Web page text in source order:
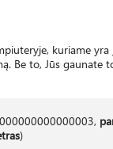
kuriame yra
Be to, Jūs gaunate
)